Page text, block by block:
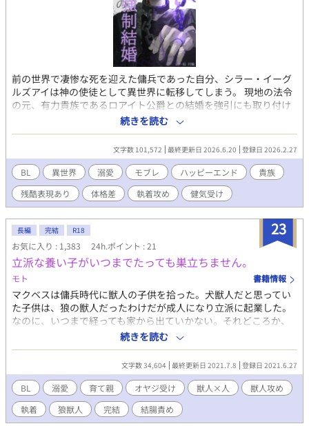
前の世界で凄惨な死を迎えた傭兵であった自分、シラー・イーグ
ルズアイは神の使徒として異世界に転移してしまう。 現地の法令
の元、有力貴族であるロアイト公爵との結婚を強引にも取り付け
られ急な結婚生活が始まるが、傷んだ食事を出されたり冷遇され
たりと歓迎されていない様子。でも誰も殺そうとしてこないし良
いか。 義理の息子が成人するまではしっかり面倒をみてその後に
家を出ようと画策するが、ロアイト公爵の様子がどうにもおかし
くなってきて……？
続きを読む
文字数 101,572 最終更新日 2026.6.20 登録日 2026.2.27
BL 異世界 溺愛 モブレ ハッピーエンド
貴族
残酷表現あり
体格差 執着攻め 健気受け
23
長編 完結 R18
お気に入り : 1,383 24h.ポイント : 21
立派な養い子がいつまでたっても巣立ちません。
モト 書籍情報
マクベスは傭兵時代に獣人の子供を拾った。犬獣人だと思ってい
た子供は、狼の獣人だったわけだが成人になり立派に起業した。
なのに、いつまで経っても家から出ていかない。それどころか、
俺の家を広くリフォームしたり……出て行けよ！？ 「俺は、マク
ベスさんが好きです」とオッサンの俺の事を好きすぎる。 養い子
と育て親の話。 ラストになるにつれ、エロ度が上がるのでご注意
ください。
続きを読む
文字数 34,604 最終更新日 2021.7.8 登録日 2021.6.27
BL 溺愛 育て親 オヤジ受け 獣人×人
獣人攻め
執着
狼獣人 完結 結腸責め